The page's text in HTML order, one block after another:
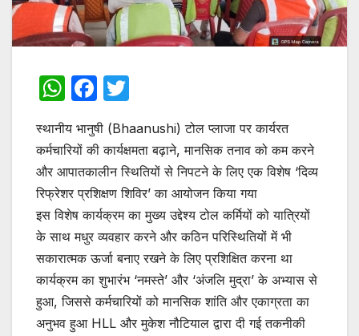
W
at
s
A
p
p
F
a
c
e
b
o
o
k
itt
er
स्थानीय भानुषी (Bhaanushi) टोल प्लाजा पर कार्यरत
कर्मचारियों की कार्यक्षमता बढ़ाने, मानसिक तनाव को कम करने
और आपातकालीन स्थितियों से निपटने के लिए एक विशेष ‘दिव्य
रिफ्रेशर प्रशिक्षण शिविर’ का आयोजन किया गया
​इस विशेष कार्यक्रम का मुख्य उद्देश्य टोल कर्मियों को यात्रियों
के साथ मधुर व्यवहार करने और कठिन परिस्थितियों में भी
सकारात्मक ऊर्जा बनाए रखने के लिए प्रशिक्षित करना था
कार्यक्रम का शुभारंभ ‘नमस्ते’ और ‘अंजलि मुद्रा’ के अभ्यास से
हुआ, जिससे कर्मचारियों को मानसिक शांति और एकाग्रता का
अनुभव हुआ HLL और मुकेश नौटियाल द्वारा दी गई तकनीकी